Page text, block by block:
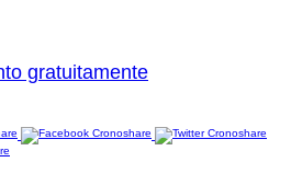
gratuitamente